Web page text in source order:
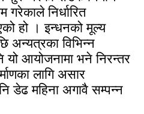
गरेकाले निर्धारित
हो । इन्धनको मूल्य
अन्यत्रका विभिन्न
यो आयोजनामा भने निरन्तर
लागि असार
डेढ महिना अगावै सम्पन्न